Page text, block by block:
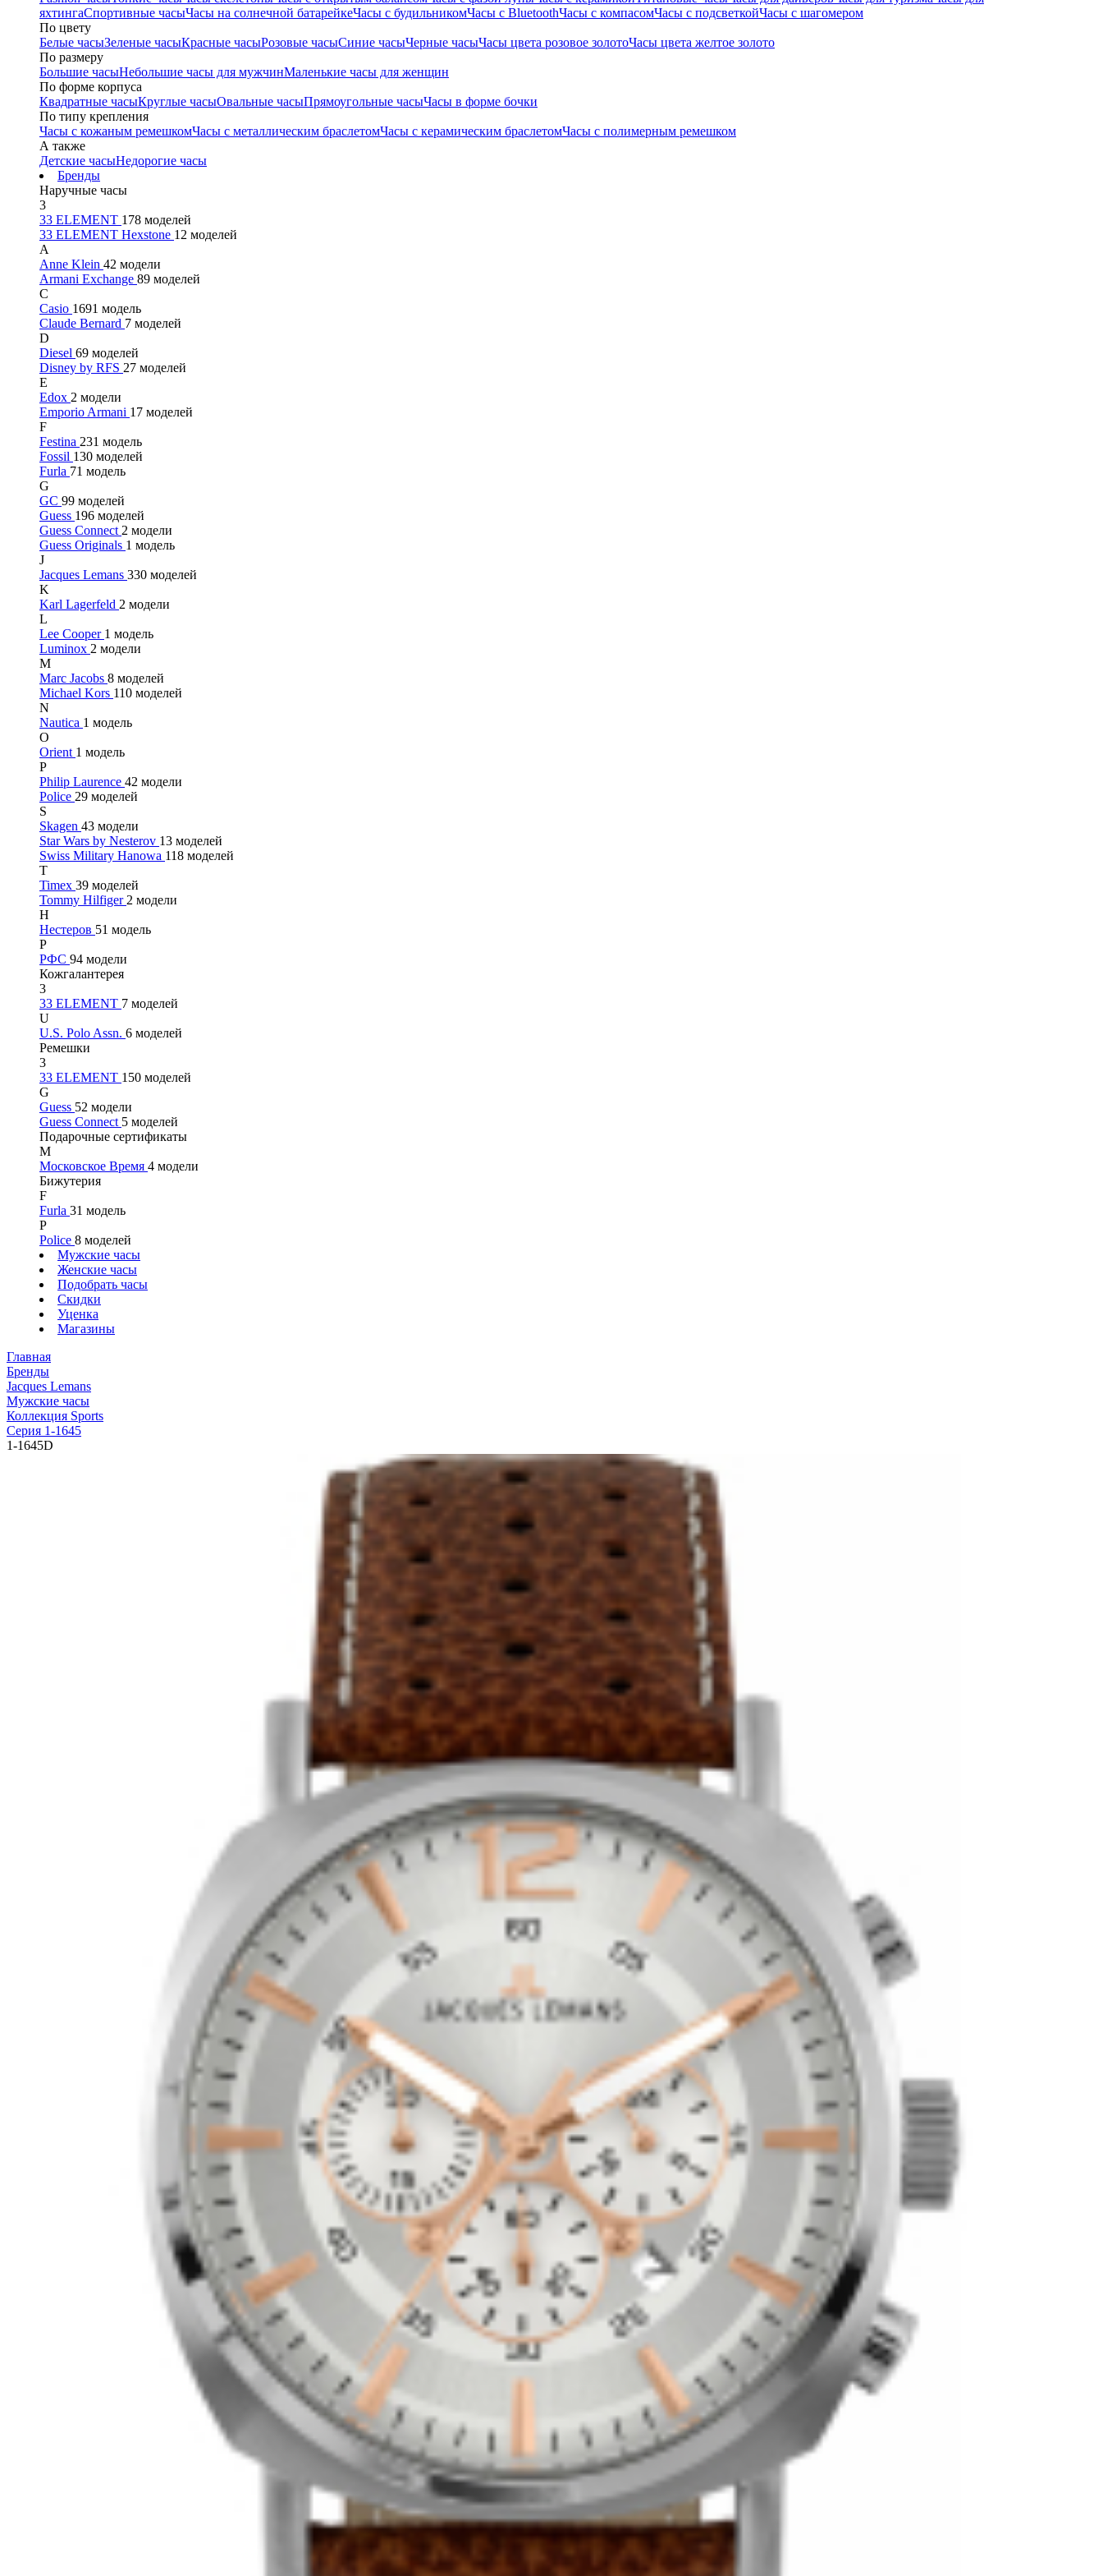
яхтингаСпортивные часыЧасы на солнечной батарейкеЧасы с будильникомЧасы с BluetoothЧасы с компасомЧасы с подсветкойЧасы с шагомером
По цвету
Белые часыЗеленые часыКрасные часыРозовые часыСиние часыЧерные часыЧасы цвета розовое золотоЧасы цвета желтое золото
По размеру
Большие часыНебольшие часы для мужчинМаленькие часы для женщин
По форме корпуса
Квадратные часыКруглые часыОвальные часыПрямоугольные часыЧасы в форме бочки
По типу крепления
Часы с кожаным ремешкомЧасы с металлическим браслетомЧасы с керамическим браслетомЧасы с полимерным ремешком
А также
Детские часыНедорогие часы
Бренды
Наручные часы
3
33 ELEMENT 178 моделей
33 ELEMENT Hexstone 12 моделей
A
Anne Klein 42 модели
Armani Exchange 89 моделей
C
Casio 1691 модель
Claude Bernard 7 моделей
D
Diesel 69 моделей
Disney by RFS 27 моделей
E
Edox 2 модели
Emporio Armani 17 моделей
F
Festina 231 модель
Fossil 130 моделей
Furla 71 модель
G
GC 99 моделей
Guess 196 моделей
Guess Connect 2 модели
Guess Originals 1 модель
J
Jacques Lemans 330 моделей
K
Karl Lagerfeld 2 модели
L
Lee Cooper 1 модель
Luminox 2 модели
M
Marc Jacobs 8 моделей
Michael Kors 110 моделей
N
Nautica 1 модель
O
Orient 1 модель
P
Philip Laurence 42 модели
Police 29 моделей
S
Skagen 43 модели
Star Wars by Nesterov 13 моделей
Swiss Military Hanowa 118 моделей
T
Timex 39 моделей
Tommy Hilfiger 2 модели
Н
Нестеров 51 модель
Р
РФС 94 модели
Кожгалантерея
3
33 ELEMENT 7 моделей
U
U.S. Polo Assn. 6 моделей
Ремешки
3
33 ELEMENT 150 моделей
G
Guess 52 модели
Guess Connect 5 моделей
Подарочные сертификаты
М
Московское Время 4 модели
Бижутерия
F
Furla 31 модель
P
Police 8 моделей
Мужские часы
Женские часы
Подобрать часы
Скидки
Уценка
Магазины
Главная
Бренды
Jacques Lemans
Мужские часы
Коллекция Sports
Серия 1-1645
1-1645D